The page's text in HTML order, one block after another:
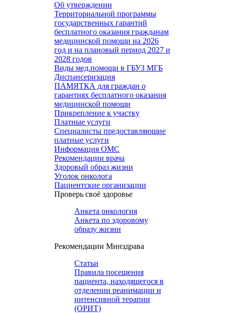
Об утверждении
Территориальной программы
государственных гарантий
бесплатного оказания гражданам
медицинской помощи на 2026
год и на плановый период 2027 и
2028 годов
Виды мед.помощи в ГБУЗ МГБ
Диспансеризация
ПАМЯТКА для граждан о
гарантиях бесплатного оказания
медицинской помощи
Прикрепление к участку
Платные услуги
Специалисты предоставляющие
платные услуги
Информация ОМС
Рекомендации врача
Здоровый образ жизни
Уголок онколога
Пациентские организации
Проверь своё здоровье
Анкета онкология
Анкета по здоровому
образу жизни
Рекомендации Минздрава
Статьи
Правила посещения
пациента, находящегося в
отделении реанимации и
интенсивной терапии
(ОРИТ)